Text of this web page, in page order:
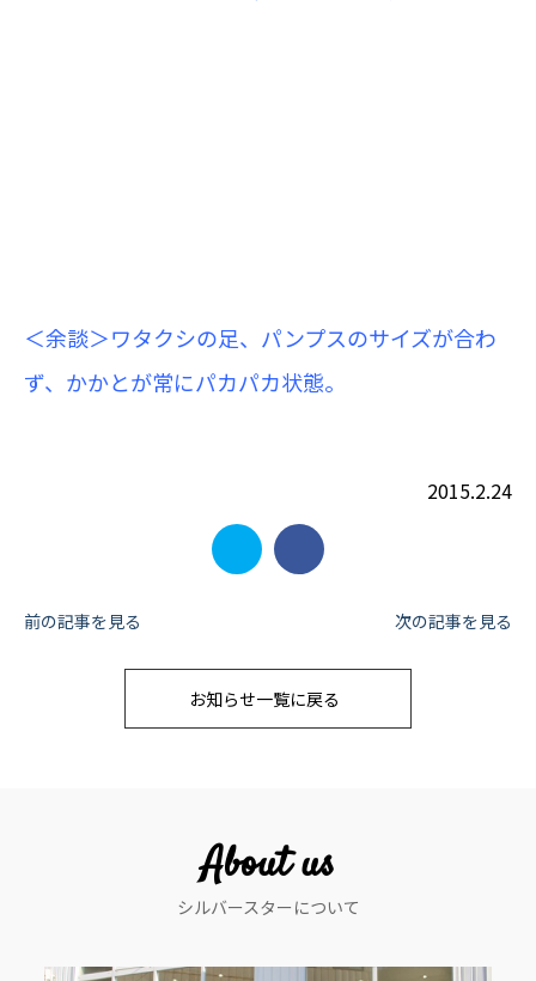
＜余談＞ワタクシの足、パンプスのサイズが合わ
ず、かかとが常にパカパカ状態。
2015.2.24
投
前の記事を見る 次の記事を見る
お知らせ一覧に戻る
About us
シルバースターについて